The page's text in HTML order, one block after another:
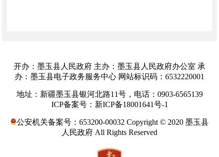
开办：墨玉县人民政府 主办：墨玉县人民政府办公室 承
办：墨玉县电子政务服务中心 网站标识码：6532220001
地址：新疆墨玉县银河北路11号，电话：0903-6565139
ICP备案号：新ICP备18001641号-1
公安机关备案号：653200-00032 Copyright © 2020 墨玉县
人民政府 All Rights Reserved